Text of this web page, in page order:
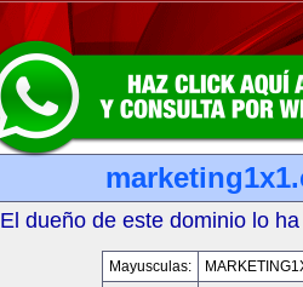
El dueño de este dominio lo
Mayusculas: